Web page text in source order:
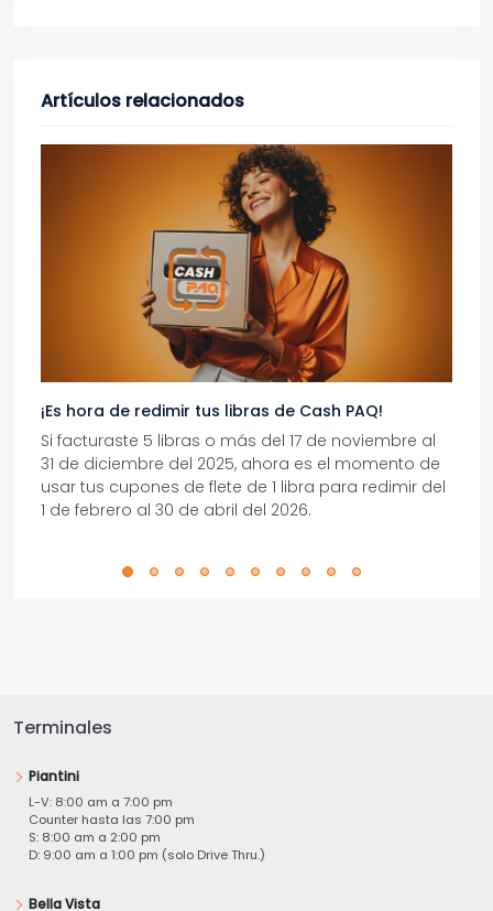
Artículos relacionados
¡Es hora de redimir tus libras de Cash PAQ!
Si facturaste 5 libras o más del 17 de noviembre al
31 de diciembre del 2025, ahora es el momento de
usar tus cupones de flete de 1 libra para redimir del
1 de febrero al 30 de abril del 2026.
Terminales
Piantini
L-V: 8:00 am a 7:00 pm
Counter hasta las 7:00 pm
S: 8:00 am a 2:00 pm
D: 9:00 am a 1:00 pm (solo Drive Thru.)
Bella Vista